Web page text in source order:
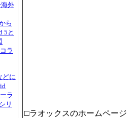
外
ら
5と
ラ
どに
ラ
リ
□ラオックスのホームページ